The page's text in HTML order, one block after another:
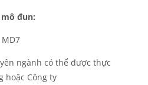
đun:
ngành có thể được thực
hoặc Công ty